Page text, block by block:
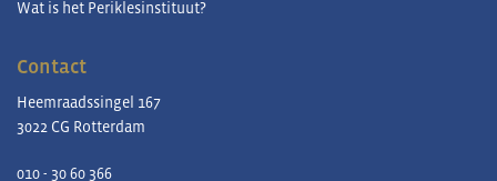
Wat is het Periklesinstituut?
Contact
Heemraadssingel 167
3022 CG Rotterdam
010 - 30 60 366